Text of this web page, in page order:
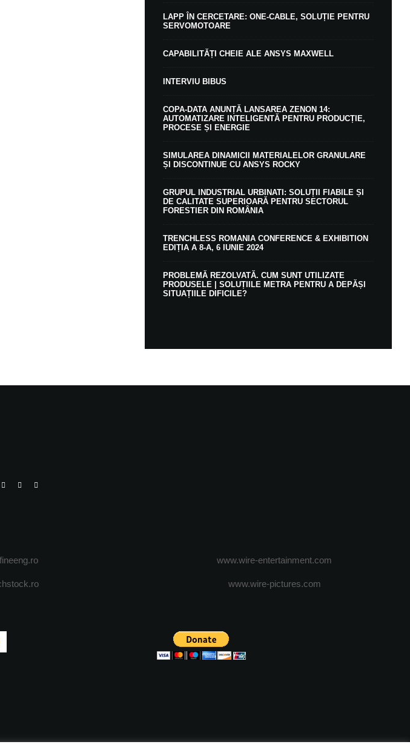
LAPP ÎN CERCETARE: ONE-CABLE, SOLUȚIE PENTRU
SERVOMOTOARE
CAPABILITĂȚI CHEIE ALE ANSYS MAXWELL
INTERVIU BIBUS
COPA-DATA ANUNȚĂ LANSAREA ZENON 14:
AUTOMATIZARE INTELIGENTĂ PENTRU PRODUCȚIE,
PROCESE ȘI ENERGIE
SIMULAREA DINAMICII MATERIALELOR GRANULARE
ȘI DISCONTINUE CU ANSYS ROCKY
GRUPUL INDUSTRIAL URBINATI: SOLUȚII FIABILE ȘI
DE CALITATE SUPERIOARĂ PENTRU SECTORUL
FORESTIER DIN ROMÂNIA
TRENCHLESS ROMANIA CONFERENCE & EXHIBITION
EDIȚIA A 8-A, 6 IUNIE 2024
PROBLEMĂ REZOLVATĂ. CUM SUNT UTILIZATE
PRODUSELE | SOLUȚIILE METRA PENTRU A DEPĂȘI
SITUAȚIILE DIFICILE?
www.wire-entertainment.com
www.wire-pictures.com